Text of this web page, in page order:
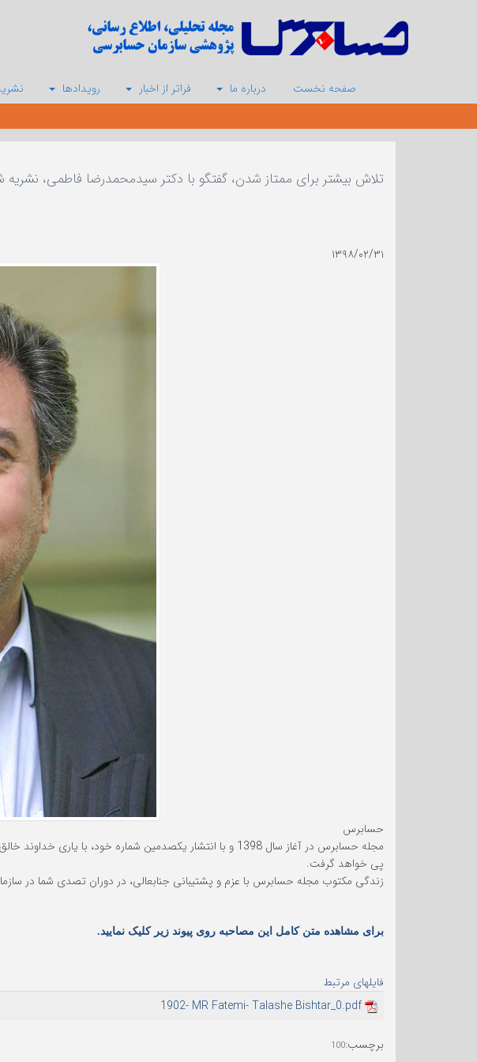
صفحه نخست درباره ما فراتر از اخبار رویدادها
تلاش بیشتر برای ممتاز شدن، گفتگو با دکتر سیدمحمدرضا فاطمی، نشریه
۱۳۹۸/۰۲/۳۱
حسابرس
مجله حسابرس در آغاز سال 1398 و با انتشار یکصدمین شماره
پی خواهد گرفت.
زندگی مکتوب مجله حسابرس با عزم و پشتیبانی جنابعالی، در دوران تصدی شما در
برای مشاهده متن کامل این مصاحبه روی پیوند زیر کلیک نمایید.
فایلهای مرتبط
1902- MR Fatemi- Talashe Bishtar_0.pdf
برچسب:
100